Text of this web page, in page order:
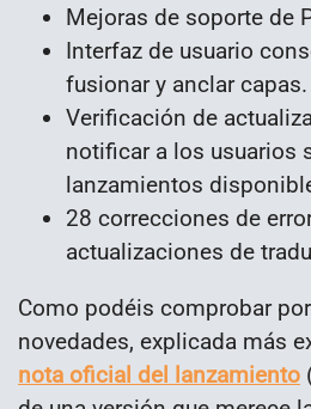
Mejoras de soporte de
Interfaz de usuario
fusionar y anclar capas.
Verificación de
notificar a los usuarios
lanzamientos
28 correcciones de
actualizaciones de
Como podéis comprobar
novedades, explicada más
nota oficial del lanzamiento